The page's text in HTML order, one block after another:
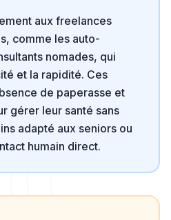
aux freelances
comme les auto-
nomades, qui
et la rapidité. Ces
de paperasse et
gérer leur santé sans
adapté aux seniors ou
humain direct.